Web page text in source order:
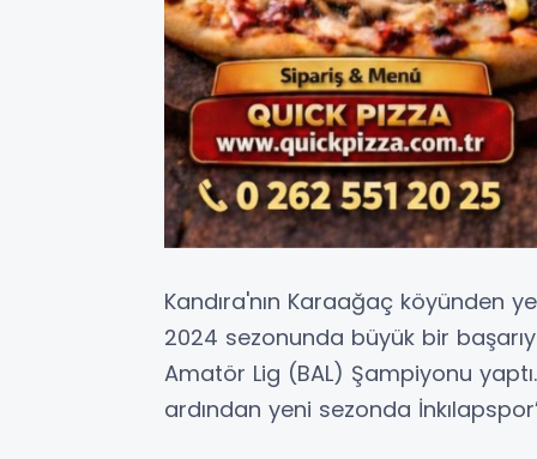
Kandıra'nın Karaağaç köyünden
2024 sezonunda büyük bir
Amatör Lig (BAL) Şampiyonu
ardından yeni sezonda